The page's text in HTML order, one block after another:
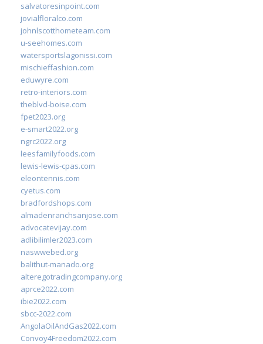
salvatoresinpoint.com
jovialfloralco.com
johnlscotthometeam.com
u-seehomes.com
watersportslagonissi.com
mischieffashion.com
eduwyre.com
retro-interiors.com
theblvd-boise.com
fpet2023.org
e-smart2022.org
ngrc2022.org
leesfamilyfoods.com
lewis-lewis-cpas.com
eleontennis.com
cyetus.com
bradfordshops.com
almadenranchsanjose.com
advocatevijay.com
adlibilimler2023.com
naswwebed.org
balithut-manado.org
alteregotradingcompany.org
aprce2022.com
ibie2022.com
sbcc-2022.com
AngolaOilAndGas2022.com
Convoy4Freedom2022.com